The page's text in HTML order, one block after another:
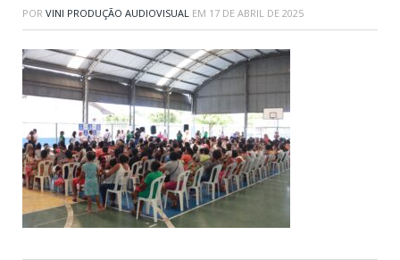
POR VINI PRODUÇÃO AUDIOVISUAL EM 17 DE ABRIL DE 2025